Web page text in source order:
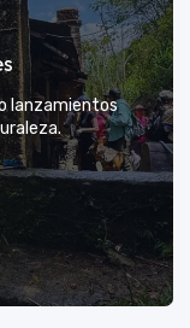
guía para tu
lanzamientos